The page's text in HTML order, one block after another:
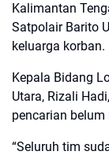
Kalimantan
Satpolair Barito
keluarga korban.
Kepala Bidang
Utara, Rizali
pencarian
“Seluruh tim